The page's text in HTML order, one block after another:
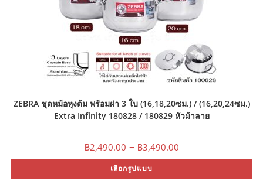
ZEBRA ชุดหม้อหุงต้ม พร้อมฝา 3 ใบ (16,18,20ซม.) / (16,20,24ซม.)
Extra Infinity 180828 / 180829 หัวม้าลาย
฿2,490.00 – ฿3,490.00Price
range:
฿2,490.00
฿3,490.00
เลือกรูปแบบ